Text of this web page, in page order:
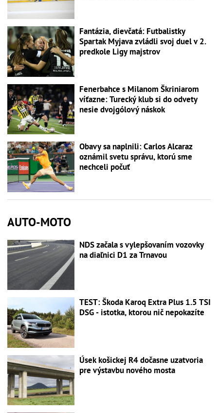
Fantázia, dievčatá: Futbalistky
Spartak Myjava zvládli svoj duel v 2.
predkole Ligy majstrov
Fenerbahce s Milanom Škriniarom
víťazne: Turecký klub si do odvety
nesie dvojgólový náskok
Obavy sa naplnili: Carlos Alcaraz
oznámil svetu správu, ktorú sme
nechceli počuť
AUTO-MOTO
NDS začala s vylepšovaním vozovky
na diaľnici D1 za Trnavou
TEST: Škoda Karoq Extra Plus 1.5 TSI
DSG - istotka, ktorou nič nepokazíte
Úsek košickej R4 dočasne uzatvoria
pre výstavbu nového mosta